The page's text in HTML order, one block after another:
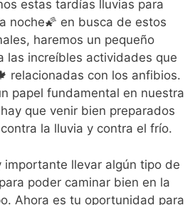
estas tardías lluvias para
noche🌠 en busca de estos
haremos un pequeño
las increíbles actividades que
relacionadas con los anfibios.
papel fundamental en nuestra
que venir bien preparados
la lluvia y contra el frío.
importante llevar algún tipo de
poder caminar bien en la
Ahora es tu oportunidad para